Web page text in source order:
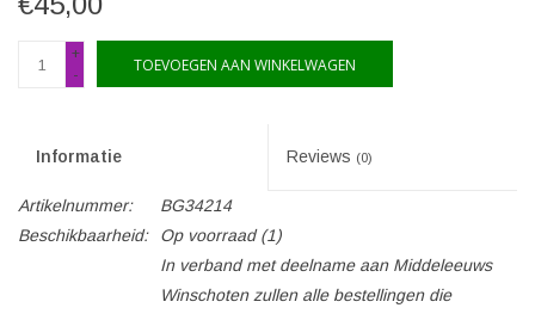
+
-
TOEVOEGEN AAN WINKELWAGEN
Informatie Reviews (0)
Artikelnummer:
BG34214
Beschikbaarheid:
Op voorraad(1)
In verband met deelname aan Middeleeuws
Winschoten zullen alle bestellingen die